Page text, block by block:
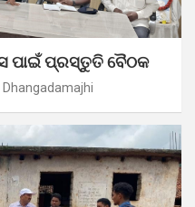
ପାଇଁ ପ୍ରସ୍ତୁତି ବୈଠକ